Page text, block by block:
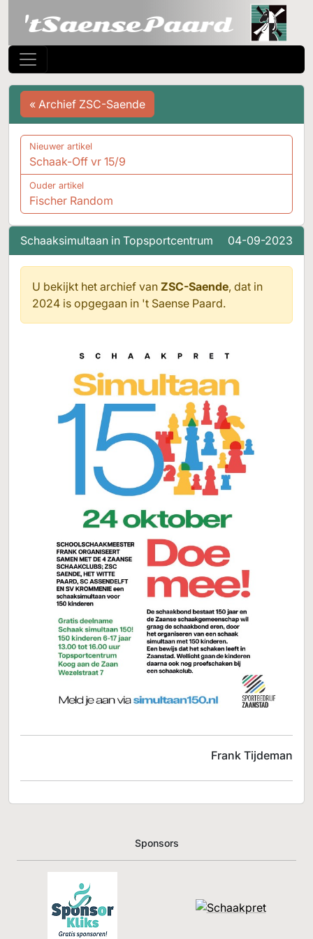
Schaaksimultaan in Topsportcentrum 04-09-2023
U bekijkt het archief van ZSC-Saende, dat in
2024 is opgegaan in 't Saense Paard.
Frank Tijdeman
« Archief ZSC-Saende
Nieuwer artikel
Schaak-Off vr 15/9
Ouder artikel
Fischer Random
Sponsors